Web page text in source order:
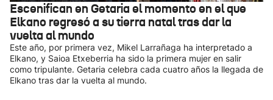
Escenifican en Getaria el momento en el que
Elkano regresó a su tierra natal tras dar la
vuelta al mundo
Este año, por primera vez, Mikel Larrañaga ha interpretado a
Elkano, y Saioa Etxeberria ha sido la primera mujer en salir
como tripulante. Getaria celebra cada cuatro años la llegada de
Elkano tras dar la vuelta al mundo.